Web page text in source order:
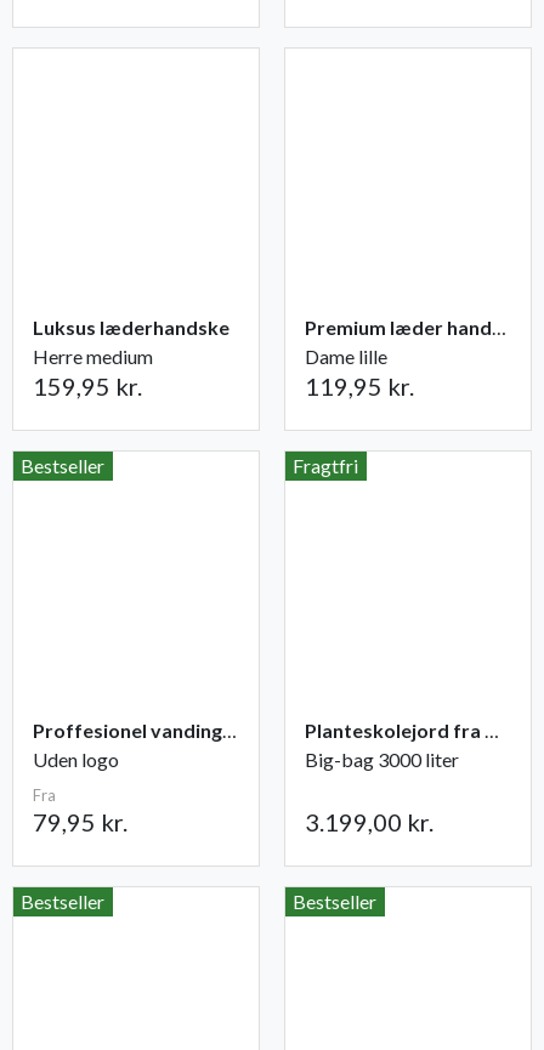
Luksus læderhandske
Herre medium
159,95 kr.
Premium læder handske Flutter
Dame lille
119,95 kr.
Bestseller
Proffesionel vandingspose 100 liter
Uden logo
Fra
79,95 kr.
Fragtfri
Planteskolejord fra Champost
Big-bag 3000 liter
3.199,00 kr.
Bestseller Bestseller